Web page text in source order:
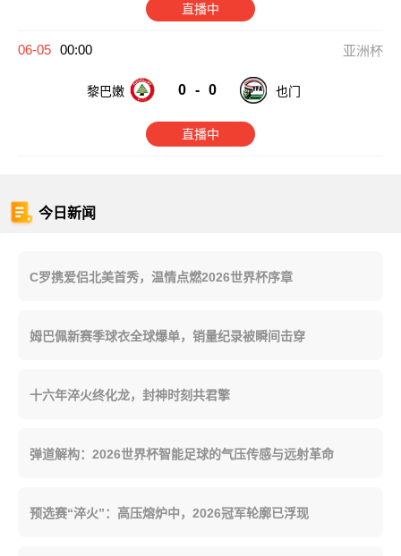
直播中
06-05 00:00 亚洲杯
黎巴嫩 0 - 0 也门
直播中
今日新闻
C罗携爱侣北美首秀，温情点燃2026世界杯序章
姆巴佩新赛季球衣全球爆单，销量纪录被瞬间击穿
十六年淬火终化龙，封神时刻共君擎
弹道解构：2026世界杯智能足球的气压传感与远射革命
预选赛“淬火”：高压熔炉中，2026冠军轮廓已浮现